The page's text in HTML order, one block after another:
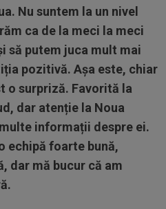
Nu suntem la un nivel
ca de la meci la meci
să putem juca mult mai
pozitivă. Așa este, chiar
o surpriză. Favorită la
dar atenție la Noua
informații despre ei.
echipă foarte bună,
dar mă bucur că am